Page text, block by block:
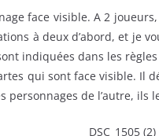
face visible. A 2
à deux d’abord, et je
indiquées dans les
qui sont face visible. Il
de l’autre, ils